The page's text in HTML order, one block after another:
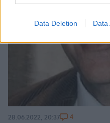
Data Deletion Data
28.06.2022, 20:37 4